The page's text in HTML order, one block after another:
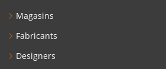
Magasins
Fabricants
Designers